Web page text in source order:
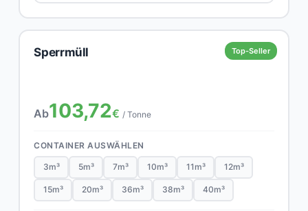
Top-Seller
Sperrmüll
Ab103,72€ / Tonne
CONTAINER AUSWÄHLEN
3m³ 5m³ 7m³ 10m³ 11m³ 12m³
15m³ 20m³ 36m³ 38m³ 40m³